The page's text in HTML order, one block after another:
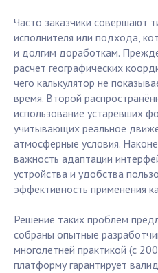
Часто заказчики совершают
исполнителя или подхода,
и долгим доработкам.
расчет географических
чего калькулятор не
время. Второй
использование устаревших
учитывающих реальное
атмосферные условия.
важность адаптации
устройства и удобства
эффективность применения
Решение таких проблем
собраны опытные
многолетней практикой (с
платформу гарантирует